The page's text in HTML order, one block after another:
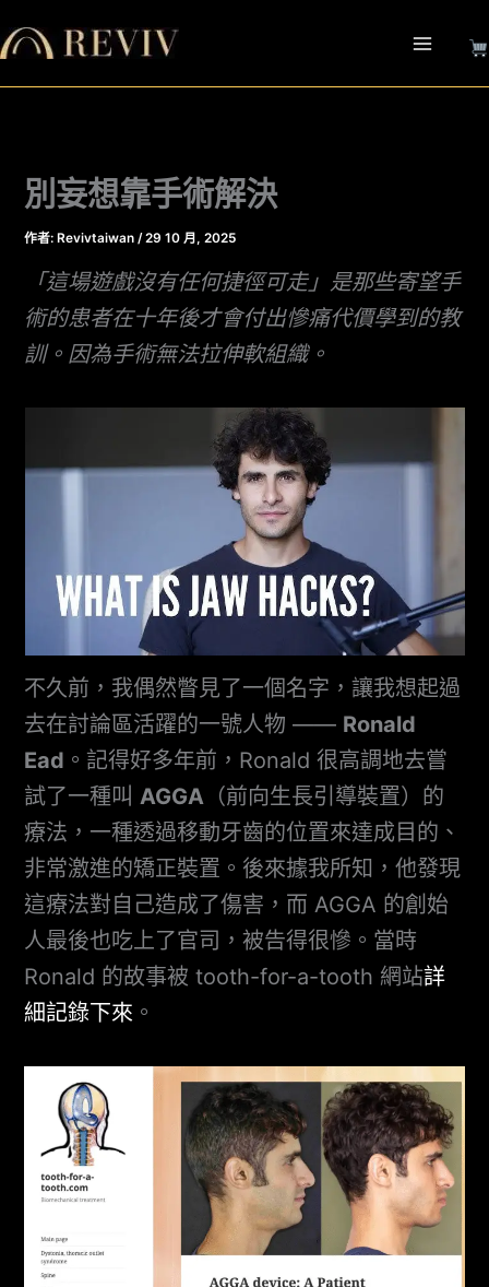
至
主
要
別妄想靠手術解決
作者: Revivtaiwan/29 10 月, 2025
「這場遊戲沒有任何捷徑可走」是那些寄望手
術的患者在十年後才會付出慘痛代價學到的教
訓。因為手術無法拉伸軟組織。
不久前，我偶然瞥見了一個名字，讓我想起過
去在討論區活躍的一號人物 —— Ronald
Ead 。記得好多年前，Ronald 很高調地去嘗
試了一種叫AGGA （前向生長引導裝置）的
療法，一種透過移動牙齒的位置來達成目的、
非常激進的矯正裝置。後來據我所知，他發現
這療法對自己造成了傷害，而 AGGA 的創始
人最後也吃上了官司，被告得很慘。當時
Ronald 的故事被 tooth-for-a-tooth 網站詳
細記錄下來 。